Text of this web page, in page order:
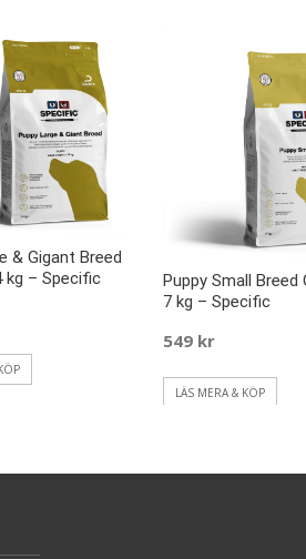
& Gigant Breed
kg – Specific
Puppy Small Breed
7 kg – Specific
549 kr
LÄS MERA & KÖP